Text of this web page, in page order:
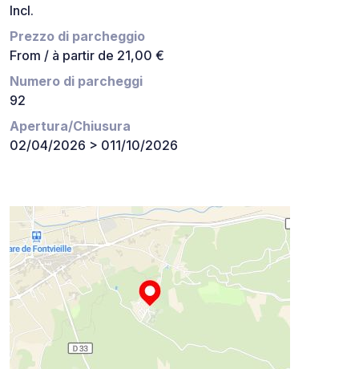
Incl.
Prezzo di parcheggio
From / à partir de 21,00 €
Numero di parcheggi
92
Apertura/Chiusura
02/04/2026 > 011/10/2026